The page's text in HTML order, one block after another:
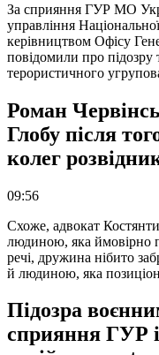
За сприяння ГУР МО
управління
керівництвом Офісу
повідомили про підозру
терористичного
Роман
Глобу після
колег
09:56
Схоже, адвокат
людиною, яка ймовірно
речі, дружина нібито
й людиною, яка
Підозра
сприяння ГУР